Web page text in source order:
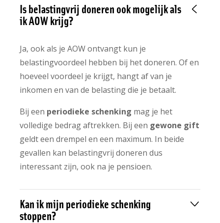
Is belastingvrij doneren ook mogelijk als
ik AOW krijg?
Ja, ook als je AOW ontvangt kun je
belastingvoordeel hebben bij het doneren. Of en
hoeveel voordeel je krijgt, hangt af van je
inkomen en van de belasting die je betaalt.​
Bij een periodieke schenking mag je het
volledige bedrag aftrekken. Bij een gewone gift
geldt een drempel en een maximum. In beide
gevallen kan belastingvrij doneren dus
interessant zijn, ook na je pensioen.​
Kan ik mijn periodieke schenking
stoppen?